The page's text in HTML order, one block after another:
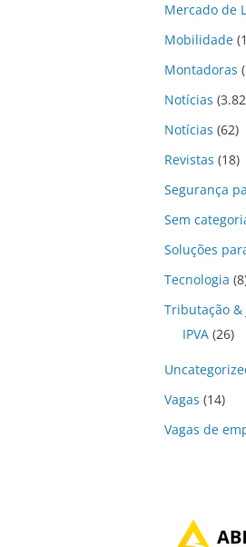
Mercado de
Mobilidade
Montadoras
Notícias
Notícias (62)
Revistas (18)
Segurança
Sem
Soluções
Tecnologia
Tributação &
IPVA (26)
Vagas (14)
Vagas de